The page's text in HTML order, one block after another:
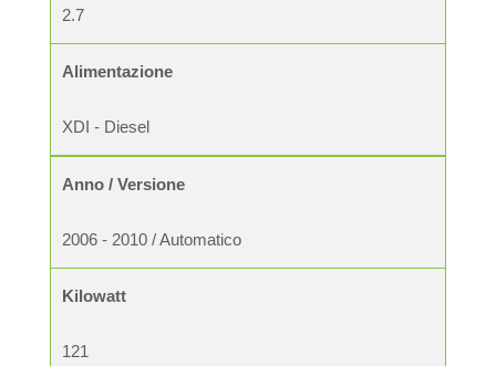
2.7
Alimentazione
XDI - Diesel
Anno / Versione
2006 - 2010 / Automatico
Kilowatt
121